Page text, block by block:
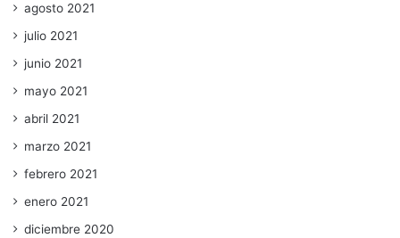
agosto 2021
julio 2021
junio 2021
mayo 2021
abril 2021
marzo 2021
febrero 2021
enero 2021
diciembre 2020